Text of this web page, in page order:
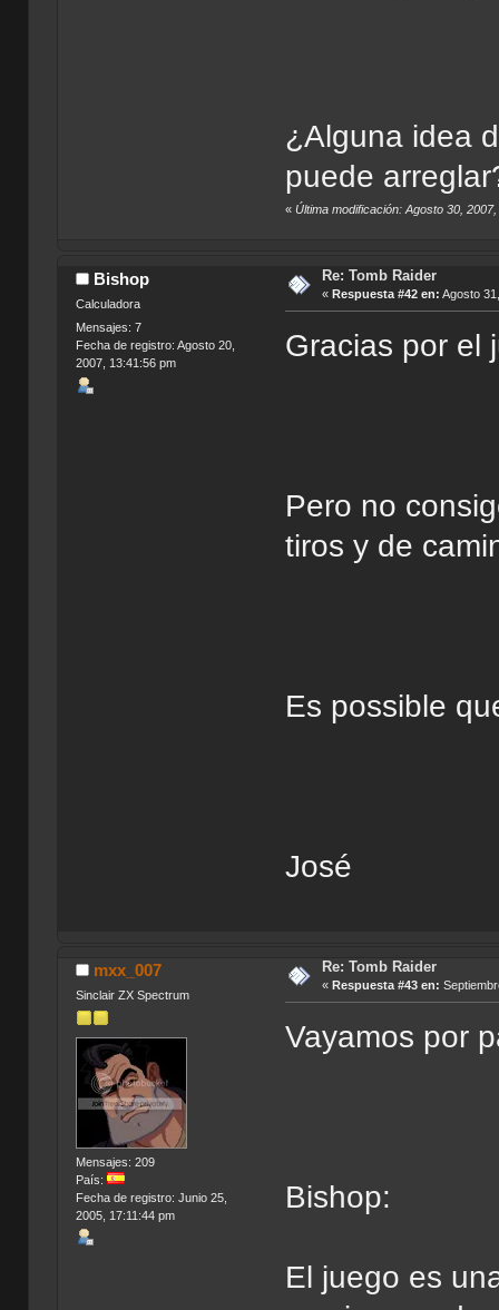
¿Alguna idea
puede
«Última modificación: Agosto 30,
Bishop
Calculadora
Mensajes: 7
Fecha de registro: Agosto 20,
2007, 13:41:56 pm
Re: Tomb Raider
« Respuesta #42 en: Agosto
Gracias por el
Pero no
tiros y de
Es possible
José
mxx_007
Sinclair ZX Spectrum
Mensajes: 209
País:
Fecha de registro: Junio 25,
2005, 17:11:44 pm
Re: Tomb Raider
« Respuesta #43 en:
Vayamos por
Bishop:
El juego es